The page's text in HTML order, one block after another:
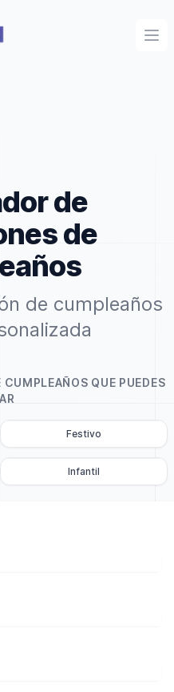
de
de
de cumpleaños
QUE PUEDES
Festivo
Infantil